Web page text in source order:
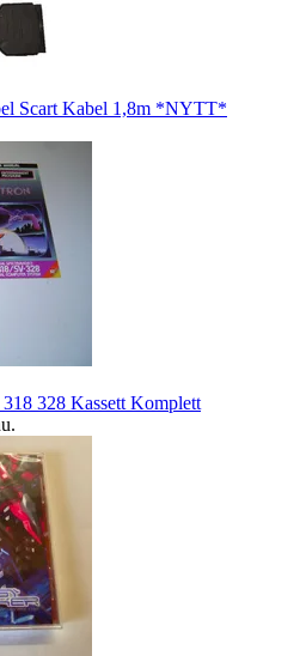
Scart Kabel 1,8m *NYTT*
328 Kassett Komplett
.